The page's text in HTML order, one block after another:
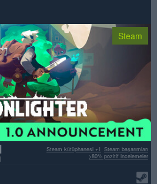
Steam
Steam başarımları
Steam kütüphanesi +1
>80% pozitif incelemeler